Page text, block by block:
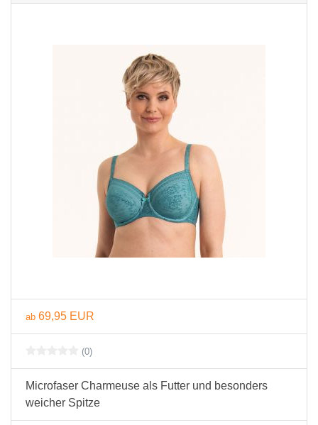
ab 69,95 EUR
(0)
Microfaser Charmeuse als Futter und besonders
weicher Spitze